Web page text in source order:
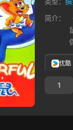
简介：
优酷
1